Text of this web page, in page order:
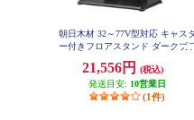
朝日木材 32～77V型対応 キャス
ー付きフロアスタンド ダークブラ
21,556円
(税込)
発送目安: 10営業日
(1件)